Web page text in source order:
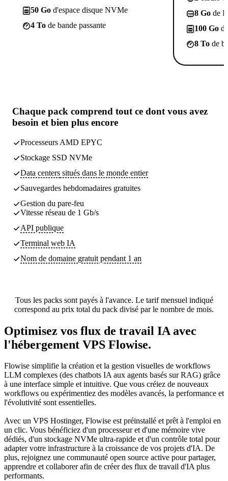
50 Go d'espace disque NVMe
4 To de bande passante
8 Go de
100 Go
8 To de
Chaque pack comprend tout ce dont vous avez
besoin et bien plus encore
Processeurs AMD EPYC
Stockage SSD NVMe
Data centers situés dans le monde entier
Sauvegardes hebdomadaires gratuites
Gestion du pare-feu
Vitesse réseau de 1 Gb/s
API publique
Terminal web IA
Nom de domaine gratuit pendant 1 an
Tous les packs sont payés à l'avance. Le tarif mensuel indiqué
correspond au prix total du pack divisé par le nombre de mois.
Optimisez vos flux de travail IA avec
l'hébergement VPS Flowise.
Flowise simplifie la création et la gestion visuelles de workflows
LLM complexes (des chatbots IA aux agents basés sur RAG) grâce
à une interface simple et intuitive. Que vous créiez de nouveaux
workflows ou expérimentiez des modèles avancés, la performance et
l'évolutivité sont essentielles.
Avec un VPS Hostinger, Flowise est préinstallé et prêt à l'emploi en
un clic. Vous bénéficiez d'un processeur et d'une mémoire vive
dédiés, d'un stockage NVMe ultra-rapide et d'un contrôle total pour
adapter votre infrastructure à la croissance de vos projets d'IA. De
plus, rejoignez une communauté open source active pour partager,
apprendre et collaborer afin de créer des flux de travail d'IA plus
performants.